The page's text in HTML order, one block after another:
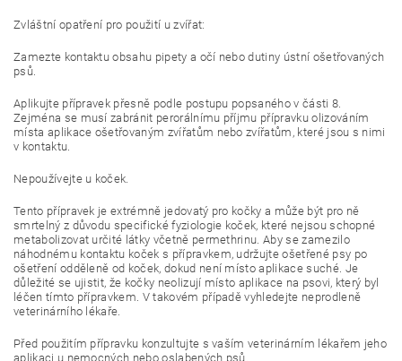
Zvláštní opatření pro použití u zvířat:
Zamezte kontaktu obsahu pipety a očí nebo dutiny ústní ošetřovaných
psů.
Aplikujte přípravek přesně podle postupu popsaného v části 8.
Zejména se musí zabránit perorálnímu příjmu přípravku olizováním
místa aplikace ošetřovaným zvířatům nebo zvířatům, které jsou s nimi
v kontaktu.
Nepoužívejte u koček.
Tento přípravek je extrémně jedovatý pro kočky a může být pro ně
smrtelný z důvodu specifické fyziologie koček, které nejsou schopné
metabolizovat určité látky včetně permethrinu. Aby se zamezilo
náhodnému kontaktu koček s přípravkem, udržujte ošetřené psy po
ošetření odděleně od koček, dokud není místo aplikace suché. Je
důležité se ujistit, že kočky neolizují místo aplikace na psovi, který byl
léčen tímto přípravkem. V takovém případě vyhledejte neprodleně
veterinárního lékaře.
Před použitím přípravku konzultujte s vaším veterinárním lékařem jeho
aplikaci u nemocných nebo oslabených psů.